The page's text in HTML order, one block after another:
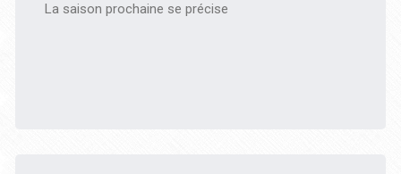
La saison prochaine se précise